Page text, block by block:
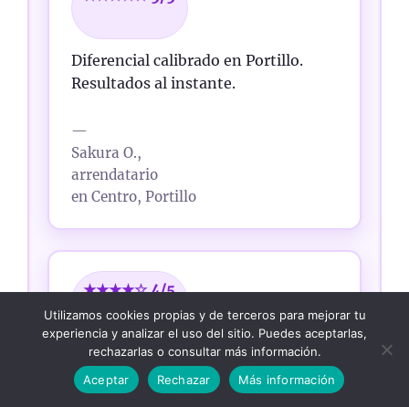
Diferencial calibrado en Portillo.
Resultados al instante.
—
Sakura O.,
arrendatario
en Centro, Portillo
★★★★☆ 4/5
Checklist de supervisión eléctrica en
Centro, Portillo.
Utilizamos cookies propias y de terceros para mejorar tu
experiencia y analizar el uso del sitio. Puedes aceptarlas,
rechazarlas o consultar más información.
Aceptar
Rechazar Más información
¡LLAMAR YA!